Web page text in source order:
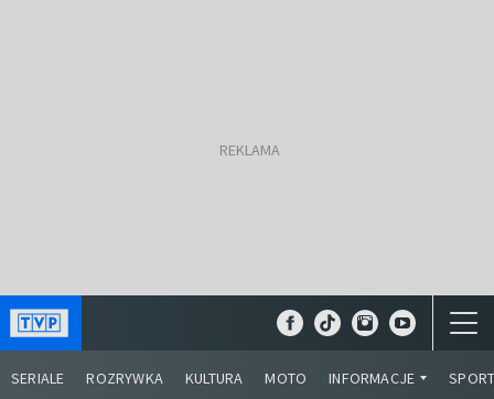
SERIALE ROZRYWKA KULTURA MOTO INFORMACJE